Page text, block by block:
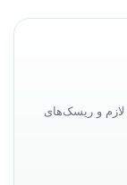
لازم و ریسک‌های